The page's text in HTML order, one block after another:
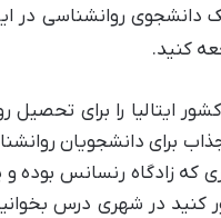
روانشناسی در
کنید.
ایتالیا را برای
جذاب برای دانشجویان
که زادگاه رنسانس بوده
در شهری درس